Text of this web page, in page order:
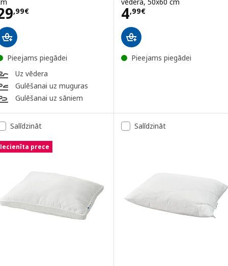
,99€29,99€
Pieejams piegādei
Uz vēdera
Gulēšanai uz muguras
Gulēšanai uz sāniem
4,99€
Cena 4,99€
Pieejams piegādei
Salīdzināt
Iecienīta prece
Salīdzināt